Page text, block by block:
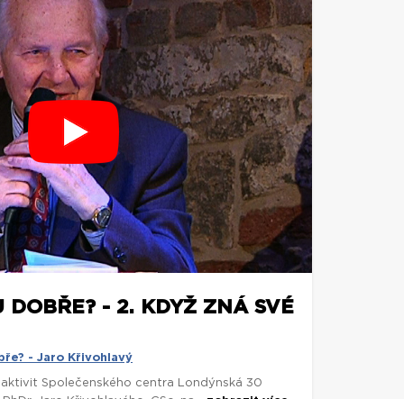
DOBŘE? - 2. KDYŽ ZNÁ SVÉ
- Jaro Křivohlavý
Společenského centra Londýnská 30